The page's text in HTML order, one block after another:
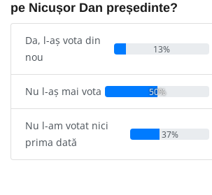
pe Nicușor Dan președinte?
Da, l-aș vota din
nou
13%
Nu l-aș mai vota 50%
Nu l-am votat nici
prima dată
37%